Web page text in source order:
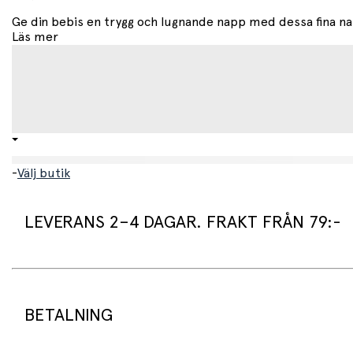
Ge din bebis en trygg och lugnande napp med dessa fina
Läs mer
-Välj butik
LEVERANS 2–4 DAGAR. FRAKT FRÅN 79:-
Standard leveranstid för varor som finns i lager är 2–4 dagar.
BETALNING